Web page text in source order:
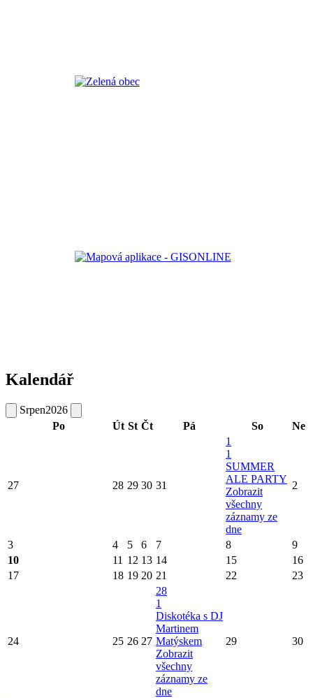
Kalendář
Srpen2026
Po
Út St Čt Pá So Ne
27 28 29 30 31
1
1
SUMMER
ALE PARTY
Zobrazit
všechny
záznamy ze
dne
2
3 4 5 6 7 8
9
10
11 12 13 14 15
16
17
18 19 20 21 22 23
24 25 26 27
28
1
Diskotéka s DJ
Martinem
Matýskem
Zobrazit
všechny
záznamy ze
dne
29 30